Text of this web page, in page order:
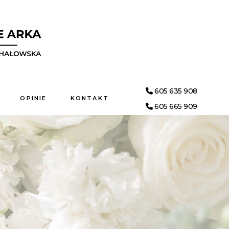
OPINIE KONTAKT
605 635 908
605 665 909